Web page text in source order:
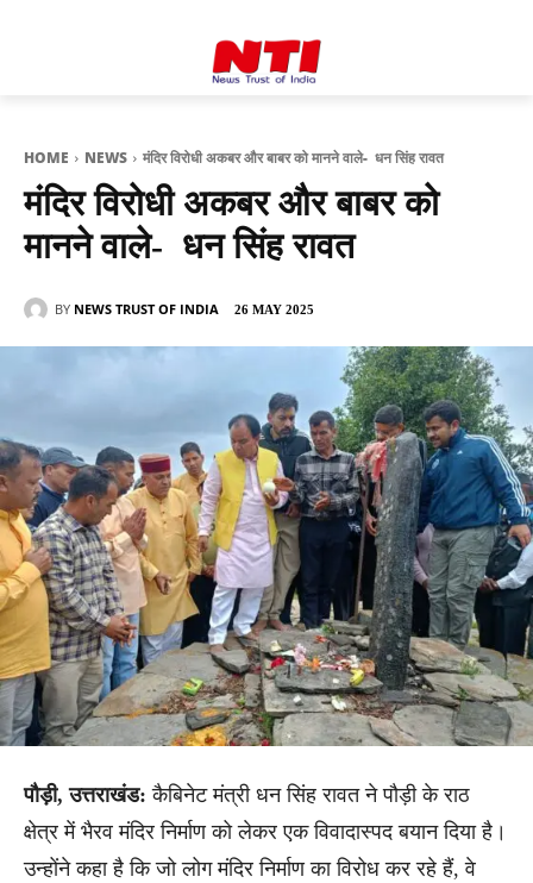
HOME NEWS मंदिर विरोधी अकबर और बाबर को मानने वाले- धन सिंह रावत
मंदिर विरोधी अकबर और बाबर को
मानने वाले- धन सिंह रावत
BY NEWS TRUST OF INDIA 26 MAY 2025
पौड़ी, उत्तराखंड: कैबिनेट मंत्री धन सिंह रावत ने पौड़ी के राठ
क्षेत्र में भैरव मंदिर निर्माण को लेकर एक विवादास्पद बयान दिया है।
उन्होंने कहा है कि जो लोग मंदिर निर्माण का विरोध कर रहे हैं, वे